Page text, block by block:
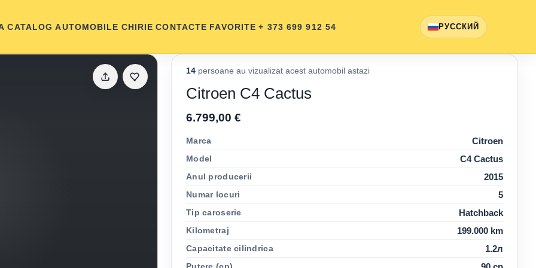
CATALOG AUTOMOBILE CHIRIE CONTACTE FAVORITE + 373 699 912 54 РУССКИЙ
14 persoane au vizualizat acest automobil astazi
Citroen C4 Cactus
6.799,00 €
Marca Citroen
Model C4 Cactus
Anul producerii 2015
Numar locuri 5
Tip caroserie Hatchback
Kilometraj 199.000 km
Capacitate cilindrica 1.2л